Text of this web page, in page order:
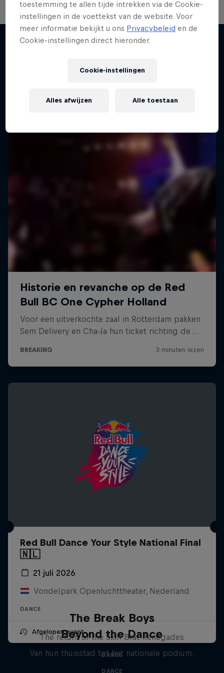
Meer van dit
Maak kennis met India's breaking scene
Red Bull Dance Your Style National Final
🇳🇱
21 juli 2026
Vondelpark Openluchttheater, Nederland
DANCE
Afgelopen event
The Break Boys
The return of the Skill Brat Renegades
DANCE
Beyond the Dance
Van hun thuisstad tot het nationale podium.
DANCE
toestemming te allen tijde intrekken via de Cookie-
instellingen in de voettekst van de website. Voor
meer informatie bekijkt u ons Privacybeleid en de
Cookie-instellingen direct hieronder.
Cookie-instellingen
Alles afwijzen Alle toestaan